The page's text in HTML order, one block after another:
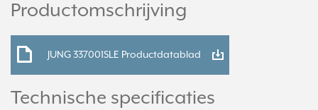
Productomschrijving
JUNG 337001SLE Productdatablad
Technische specificaties